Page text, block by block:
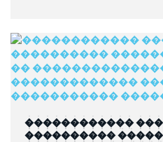
������������
����������